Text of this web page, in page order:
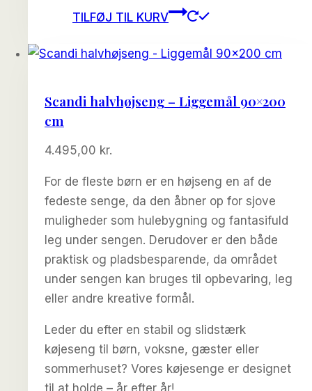
TILFØJ TIL KURV
Scandi halvhøjseng – Liggemål 90×200
cm
4.495,00 kr.
For de fleste børn er en højseng en af de
fedeste senge, da den åbner op for sjove
muligheder som hulebygning og fantasifuld
leg under sengen. Derudover er den både
praktisk og pladsbesparende, da området
under sengen kan bruges til opbevaring, leg
eller andre kreative formål.
Leder du efter en stabil og slidstærk
køjeseng til børn, voksne, gæster eller
sommerhuset? Vores køjesenge er designet